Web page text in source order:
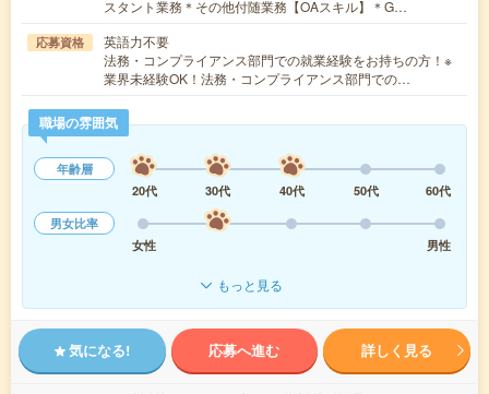
スタント業務＊その他付随業務【OAスキル】＊G…
応募資格
英語力不要
法務・コンプライアンス部門での就業経験をお持ちの方！※
業界未経験OK！法務・コンプライアンス部門での…
職場の雰囲気
年齢層
20代
30代 40代 50代
60代
男女比率
女性
男性
もっと見る
気になる! 応募へ進む 詳しく見る